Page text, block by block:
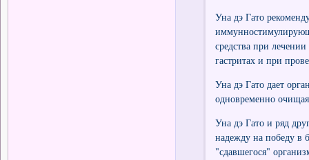
Уна дэ Гато
средства при
гастритах и при
Уна дэ Гато дает
одновременно
Уна дэ Гато и ряд
надежду на победу в
"сдавшегося"